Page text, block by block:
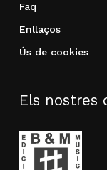
Faq
Enllaços
Ús de cookies
Els nostres